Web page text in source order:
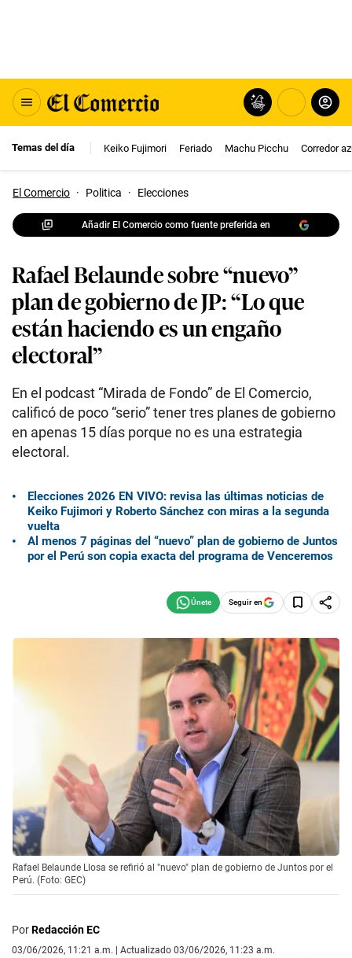
Temas del día Keiko Fujimori Feriado Machu Picchu Corredor
El Comercio · Politica · Elecciones
Añadir El Comercio como fuente preferida en
Rafael Belaunde sobre “nuevo”
plan de gobierno de JP: “Lo que
están haciendo es un engaño
electoral”
En el podcast “Mirada de Fondo” de El Comercio,
calificó de poco “serio” tener tres planes de gobierno
en apenas 15 días porque no es una estrategia
electoral.
Elecciones 2026 EN VIVO: revisa las últimas noticias de
Keiko Fujimori y Roberto Sánchez con miras a la segunda
vuelta
Al menos 7 páginas del “nuevo” plan de gobierno de Juntos
por el Perú son copia exacta del programa de Venceremos
Seguir en
Rafael Belaunde Llosa se refirió al "nuevo" plan de gobierno de Juntos por el
Perú. (Foto: GEC)
PorRedacción EC
03/06/2026, 11:21 a.m. | Actualizado 03/06/2026, 11:23 a.m.